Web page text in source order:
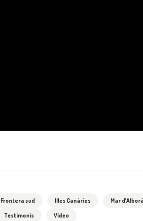
Frontera sud Illes Canàries
Mar
Testimonis Vídeo